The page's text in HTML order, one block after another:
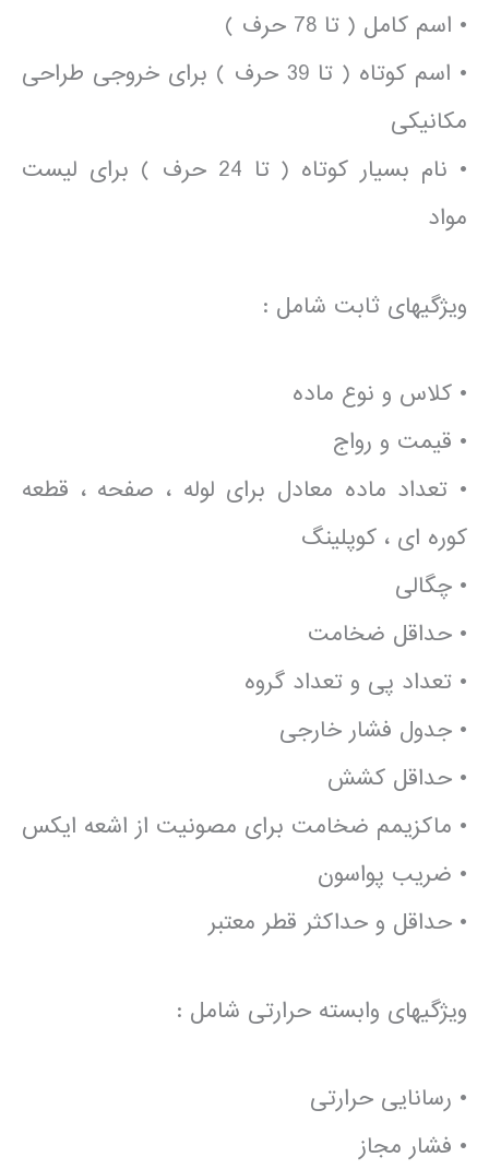
• اسم کامل ( تا 78 حرف )
• اسم کوتاه ( تا 39 حرف ) برای خروجی طراحی
مکانیکی
• نام بسیار کوتاه ( تا 24 حرف ) برای لیست
مواد
ویژگیهای ثابت شامل :
• کلاس و نوع ماده
• قیمت و رواج
• تعداد ماده معادل برای لوله ، صفحه ، قطعه
کوره ای ، کوپلینگ
• چگالی
• حداقل ضخامت
• تعداد پی و تعداد گروه
• جدول فشار خارجی
• حداقل کشش
• ماکزیمم ضخامت برای مصونیت از اشعه ایکس
• ضریب پواسون
• حداقل و حداکثر قطر معتبر
ویژگیهای وابسته حرارتی شامل :
• رسانایی حرارتی
• فشار مجاز